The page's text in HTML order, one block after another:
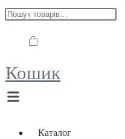
товарів
Кошик
Menu
Каталог